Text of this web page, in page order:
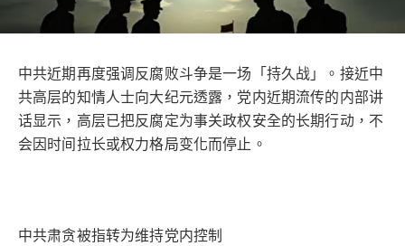
中共近期再度强调反腐败斗争是一场「持久战」。接近中
共高层的知情人士向大纪元透露，党内近期流传的内部讲
话显示，高层已把反腐定为事关政权安全的长期行动，不
会因时间拉长或权力格局变化而停止。
中共肃贪被指转为维持党内控制